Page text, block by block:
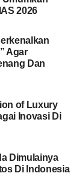
2026
Agar
Dan
of Luxury
Inovasi Di
Dimulainya
Di Indonesia